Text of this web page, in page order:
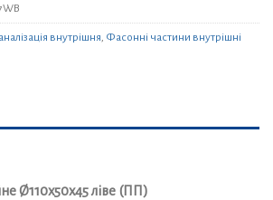
внутрішня, Фасонні частини внутрішні
Ø110х50х45 ліве (ПП)